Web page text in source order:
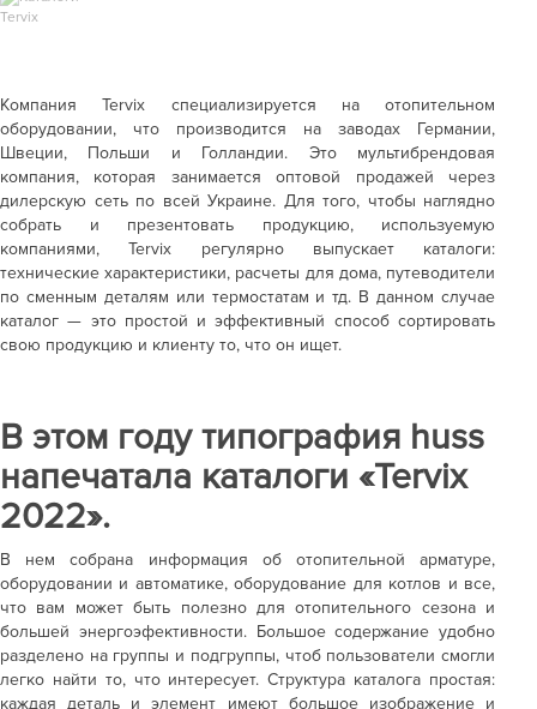
Компания Tervix специализируется на отопительном
оборудовании, что производится на заводах Германии,
Швеции, Польши и Голландии. Это мультибрендовая
компания, которая занимается оптовой продажей через
дилерскую сеть по всей Украине. Для того, чтобы наглядно
собрать и презентовать продукцию, используемую
компаниями, Tervix регулярно выпускает каталоги:
технические характеристики, расчеты для дома, путеводители
по сменным деталям или термостатам и тд. В данном случае
каталог — это простой и эффективный способ сортировать
свою продукцию и клиенту то, что он ищет.
В этом году типография huss
напечатала каталоги «Tervix
2022».
В нем собрана информация об отопительной арматуре,
оборудовании и автоматике, оборудование для котлов и все,
что вам может быть полезно для отопительного сезона и
большей энергоэфективности. Большое содержание удобно
разделено на группы и подгруппы, чтоб пользователи смогли
легко найти то, что интересует. Структура каталога простая:
каждая деталь и элемент имеют большое изображение и